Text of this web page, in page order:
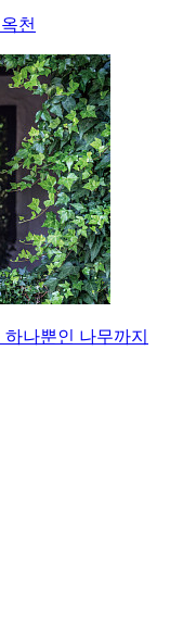
천
나뿐인 나무까지